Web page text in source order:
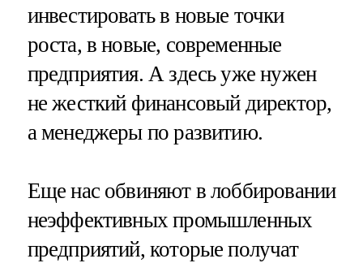
инвестировать в новые точки
роста, в новые, современные
предприятия. А здесь уже нужен
не жесткий финансовый директор,
а менеджеры по развитию.
Еще нас обвиняют в лоббировании
неэффективных промышленных
предприятий, которые получат